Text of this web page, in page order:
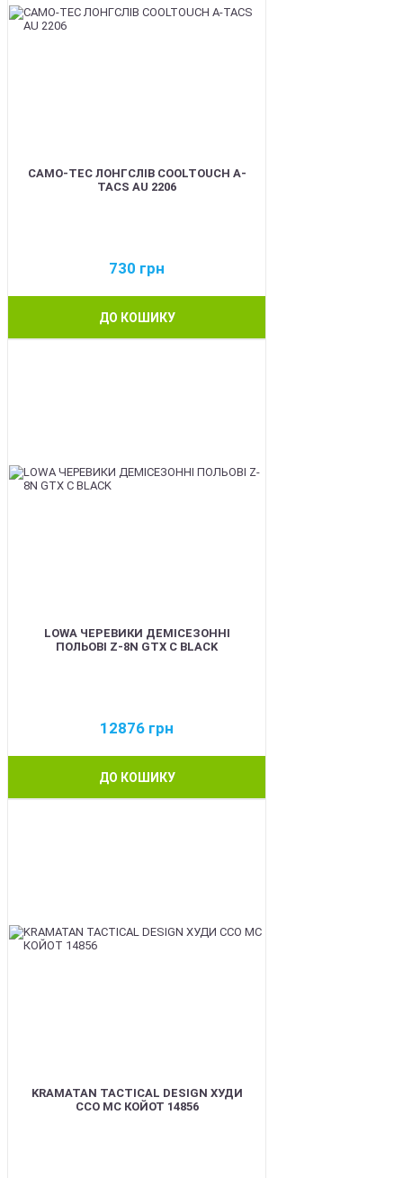
CAMO-TEC ЛОНГСЛІВ COOLTOUCH A-
TACS AU 2206
730 грн
ДО КОШИКУ
LOWA ЧЕРЕВИКИ ДЕМІСЕЗОННІ
ПОЛЬОВІ Z-8N GTX C BLACK
12876 грн
ДО КОШИКУ
KRAMATAN TACTICAL DESIGN ХУДИ
ССО МС КОЙОТ 14856